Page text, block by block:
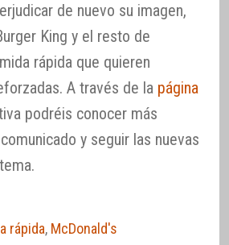
de nuevo su imagen,
King y el resto de
rápida que quieren
A través de la página
podréis conocer más
y seguir las nuevas
rápida, McDonald's